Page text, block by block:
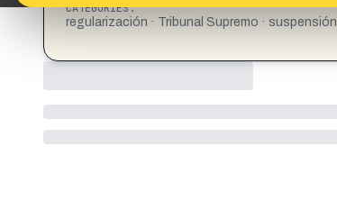
CATEGORIES:
regularización · Tribunal Supremo · suspensión